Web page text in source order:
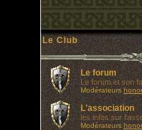
Le Club
Le forum
Le forum et son
Modérateurs
L'association
les infos sur
Modérateurs